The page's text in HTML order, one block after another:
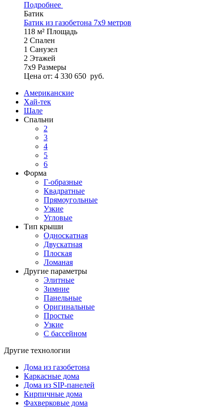
Подробнее
Батик
Батик из газобетона 7x9 метров
118 м² Площадь
2 Спален
1 Санузел
2 Этажей
7х9 Размеры
Цена от: 4 330 650 руб.
Американские
Хай-тек
Шале
Спальни
2
3
4
5
6
Форма
Г-образные
Квадратные
Прямоугольные
Узкие
Угловые
Тип крыши
Односкатная
Двускатная
Плоская
Ломаная
Другие параметры
Элитные
Зимние
Панельные
Оригинальные
Простые
Узкие
С бассейном
Другие технологии
Дома из газобетона
Каркасные дома
Дома из SIP-панелей
Кирпичные дома
Фахверковые дома